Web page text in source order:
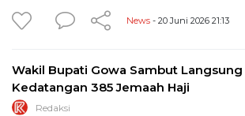
News - 20 Juni 2026 21:13
Wakil Bupati Gowa Sambut Langsung
Kedatangan 385 Jemaah Haji
Redaksi